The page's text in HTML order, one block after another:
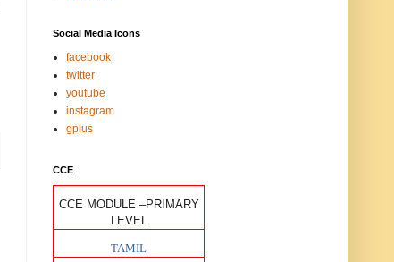
Social Media Icons
facebook
twitter
youtube
instagram
gplus
CCE
CCE MODULE –PRIMARY
LEVEL
TAMIL